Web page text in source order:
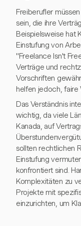
Freiberufler
sein, die ihre
Beispielsweise hat
Einstufung von
"Freelance Isn't
Verträge und
Vorschriften
helfen jedoch, faire
Das Verständnis
wichtig, da viele
Kanada, auf
sollten rechtlichen
Einstufung
konfrontiert sind.
Komplexitäten zu
Projekte mit
einzurichten, um